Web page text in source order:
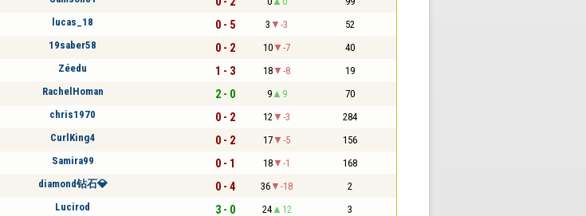
lucas_18 0 - 5 3 -3 52
19saber58 0 - 2 10 -7 40
Zéedu 1 - 3 18 -8 19
RachelHoman 2 - 0 9 9 70
chris1970 0 - 2 12 -3 284
CurlKing4 0 - 2 17 -5 156
Samira99 0 - 1 18 -1 168
diamond钻石💎 0 - 4 36 -18 2
Lucirod 3 - 0 24 12 3